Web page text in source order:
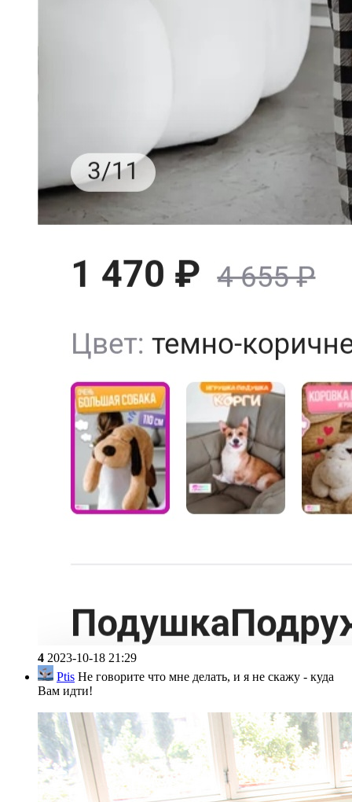
4 2023-10-18 21:29
Ptis Не говорите что мне делать, и я не скажу - куда
Вам идти!